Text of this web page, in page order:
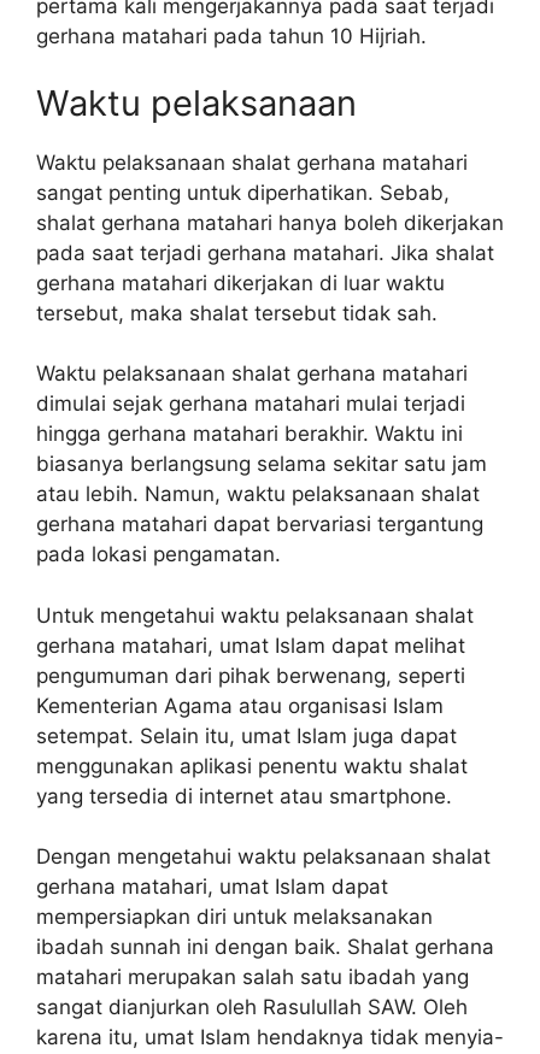
pertama kali mengerjakannya pada saat terjadi
gerhana matahari pada tahun 10 Hijriah.
Waktu pelaksanaan
Waktu pelaksanaan shalat gerhana matahari
sangat penting untuk diperhatikan. Sebab,
shalat gerhana matahari hanya boleh dikerjakan
pada saat terjadi gerhana matahari. Jika shalat
gerhana matahari dikerjakan di luar waktu
tersebut, maka shalat tersebut tidak sah.
Waktu pelaksanaan shalat gerhana matahari
dimulai sejak gerhana matahari mulai terjadi
hingga gerhana matahari berakhir. Waktu ini
biasanya berlangsung selama sekitar satu jam
atau lebih. Namun, waktu pelaksanaan shalat
gerhana matahari dapat bervariasi tergantung
pada lokasi pengamatan.
Untuk mengetahui waktu pelaksanaan shalat
gerhana matahari, umat Islam dapat melihat
pengumuman dari pihak berwenang, seperti
Kementerian Agama atau organisasi Islam
setempat. Selain itu, umat Islam juga dapat
menggunakan aplikasi penentu waktu shalat
yang tersedia di internet atau smartphone.
Dengan mengetahui waktu pelaksanaan shalat
gerhana matahari, umat Islam dapat
mempersiapkan diri untuk melaksanakan
ibadah sunnah ini dengan baik. Shalat gerhana
matahari merupakan salah satu ibadah yang
sangat dianjurkan oleh Rasulullah SAW. Oleh
karena itu, umat Islam hendaknya tidak menyia-